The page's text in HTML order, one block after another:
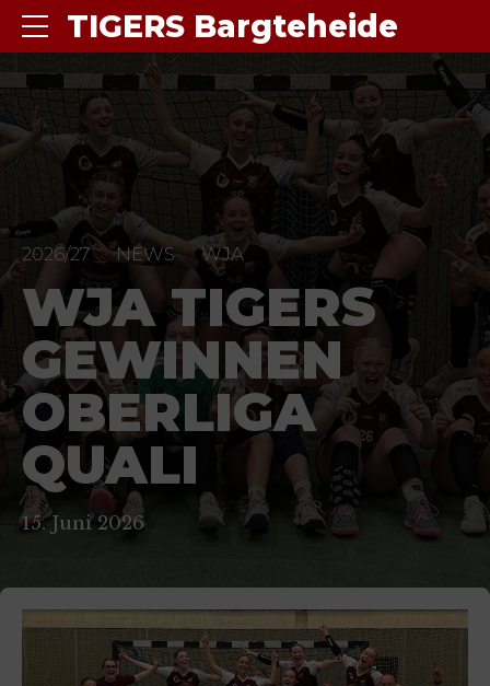
TIGERS Bargteheide
2026/27 NEWS WJA
WJA TIGERS
GEWINNEN
OBERLIGA
QUALI
15. Juni 2026